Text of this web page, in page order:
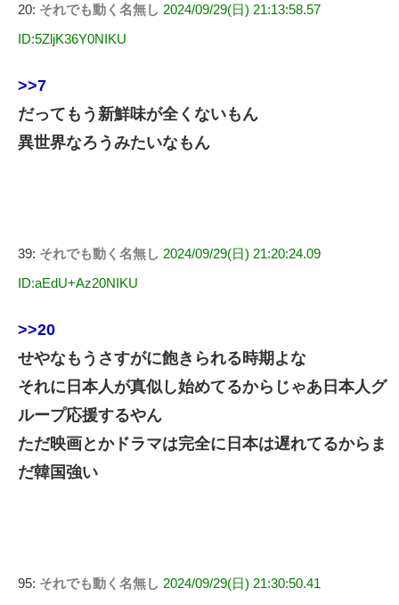
20: それでも動く名無し 2024/09/29(日) 21:13:58.57
ID:5ZljK36Y0NIKU
>>7
だってもう新鮮味が全くないもん
異世界なろうみたいなもん
39: それでも動く名無し 2024/09/29(日) 21:20:24.09
ID:aEdU+Az20NIKU
>>20
せやなもうさすがに飽きられる時期よな
それに日本人が真似し始めてるからじゃあ日本人グ
ループ応援するやん
ただ映画とかドラマは完全に日本は遅れてるからま
だ韓国強い
95: それでも動く名無し 2024/09/29(日) 21:30:50.41